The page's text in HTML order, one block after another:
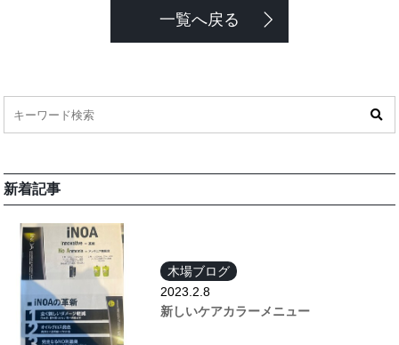
一覧へ戻る
新着記事
木場ブログ
2023.2.8
新しいケアカラーメニュー